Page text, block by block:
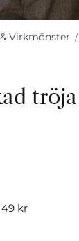
Virkmönster /
tröja
49 kr